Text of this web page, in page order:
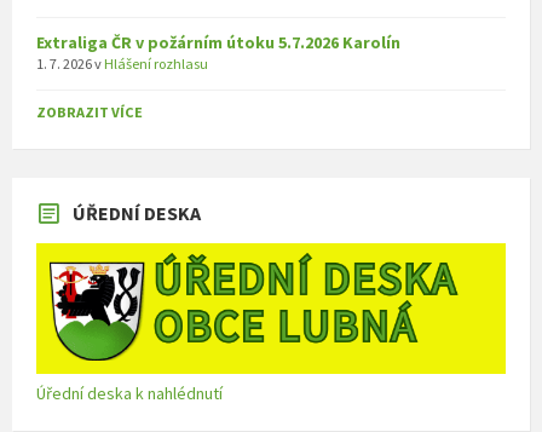
Extraliga ČR v požárním útoku 5.7.2026 Karolín
1. 7. 2026v Hlášení rozhlasu
ZOBRAZIT VÍCE
ÚŘEDNÍ DESKA
Úřední deska k nahlédnutí